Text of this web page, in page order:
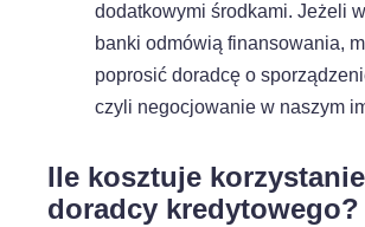
dodatkowymi środkami. Jeżeli
banki odmówią finansowania,
poprosić doradcę o
czyli negocjowanie w naszym
Ile kosztuje
doradcy kredytowego?